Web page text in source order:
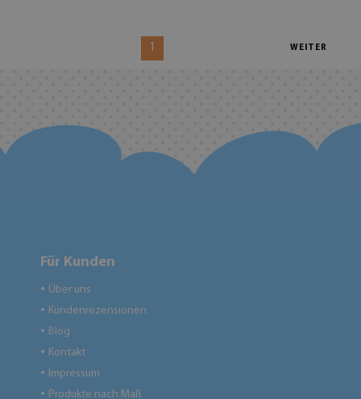
1 WEITER
Für Kunden
● Über uns
● Kundenrezensionen
● Blog
● Kontakt
● Impressum
● Produkte nach Maß